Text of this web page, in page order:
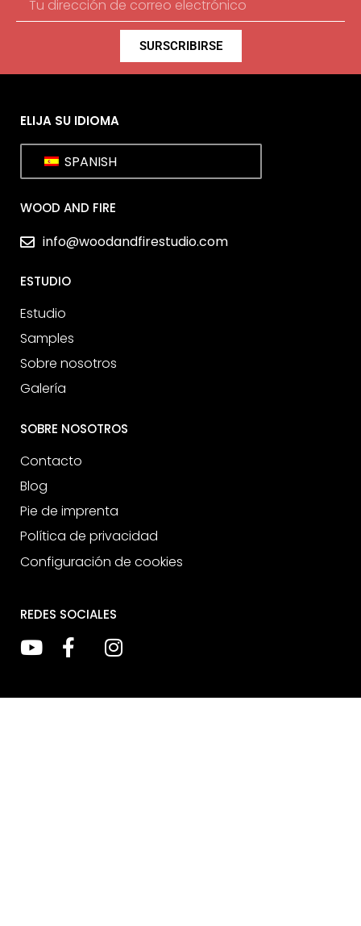
SURSCRIBIRSE
ELIJA SU IDIOMA
SPANISH
WOOD AND FIRE
info@woodandfirestudio.com
ESTUDIO
Estudio
Samples
Sobre nosotros
Galería
SOBRE NOSOTROS
Contacto
Blog
Pie de imprenta
Política de privacidad
Configuración de cookies
REDES SOCIALES